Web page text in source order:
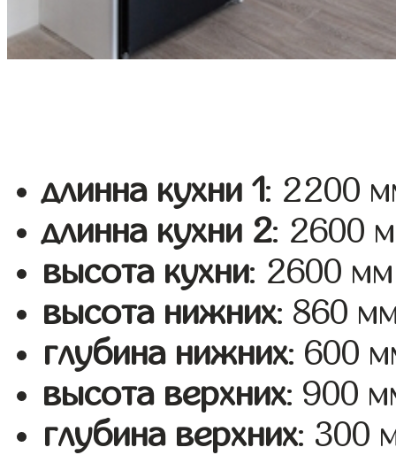
длинна кухни 1: 2200
длинна кухни 2: 2600
высота кухни: 2600 мм
высота нижних: 860
глубина нижних: 600
высота верхних: 900
глубина верхних: 300